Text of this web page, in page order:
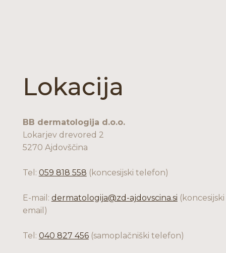
Lokacija
BB dermatologija d.o.o.
Lokarjev drevored 2
5270 Ajdovščina
Tel: 059 818 558 (koncesijski telefon)
E-mail: dermatologija@zd-ajdovscina.si (koncesijski
email)
Tel: 040 827 456(samoplačniški telefon)